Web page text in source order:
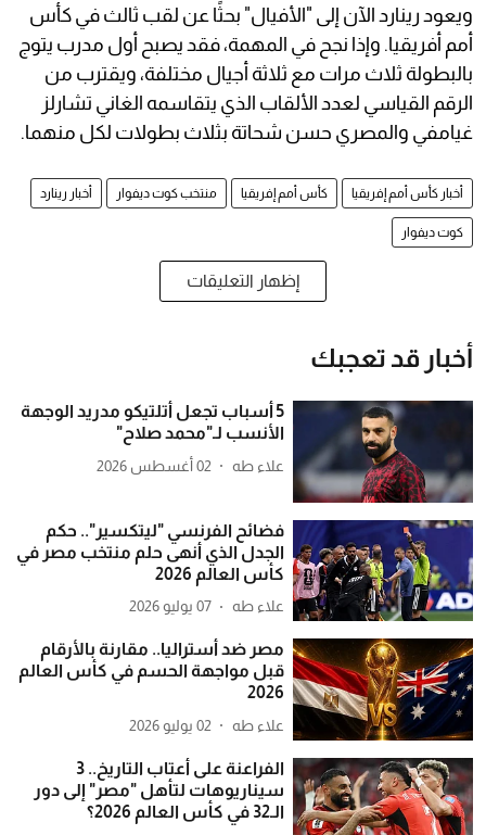
ويعود رينارد الآن إلى "الأفيال" بحثًا عن لقب ثالث في كأس
أمم أفريقيا. وإذا نجح في المهمة، فقد يصبح أول مدرب يتوج
بالبطولة ثلاث مرات مع ثلاثة أجيال مختلفة، ويقترب من
الرقم القياسي لعدد الألقاب الذي يتقاسمه الغاني تشارلز
غيامفي والمصري حسن شحاتة بثلاث بطولات لكل منهما.
أخبار كأس أمم إفريقيا كأس أمم إفريقيا منتخب كوت ديفوار أخبار رينارد
كوت ديفوار
إظهار التعليقات
أخبار قد تعجبك
5 أسباب تجعل أتلتيكو مدريد الوجهة
الأنسب لـ"محمد صلاح"
علاء طه 02 أغسطس 2026
فضائح الفرنسي "ليتكسير".. حكم
الجدل الذي أنهى حلم منتخب مصر في
كأس العالم 2026
علاء طه 07 يوليو 2026
مصر ضد أستراليا.. مقارنة بالأرقام
قبل مواجهة الحسم في كأس العالم
2026
علاء طه 02 يوليو 2026
الفراعنة على أعتاب التاريخ.. 3
سيناريوهات لتأهل "مصر" إلى دور
الـ32 في كأس العالم 2026؟